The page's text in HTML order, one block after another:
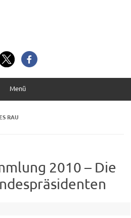
Menü
RAU
2010 – Die